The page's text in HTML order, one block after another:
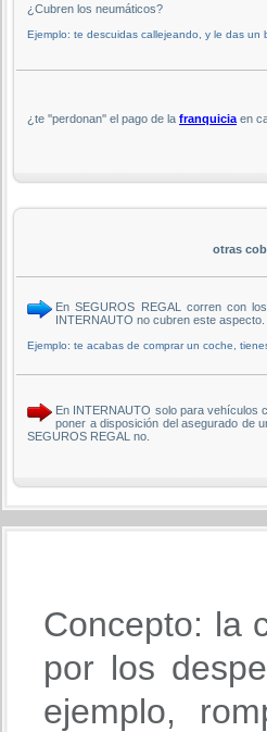
¿Cubren los neumáticos?
Ejemplo: te descuidas callejeando, y le das un
¿te ''perdonan'' el pago de la franquicia en
otras
En SEGUROS REGAL corren con
INTERNAUTO no cubren este aspecto.
Ejemplo: te acabas de comprar un coche,
En INTERNAUTO solo para vehículos
poner a disposición del asegurado de
SEGUROS REGAL no.
Concepto: la
por los
ejemplo,